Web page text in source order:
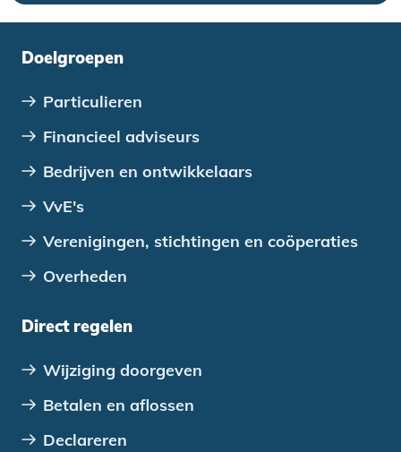
Doelgroepen
Particulieren
Financieel adviseurs
Bedrijven en ontwikkelaars
VvE's
Verenigingen, stichtingen en coöperaties
Overheden
Direct regelen
Wijziging doorgeven
Betalen en aflossen
Declareren